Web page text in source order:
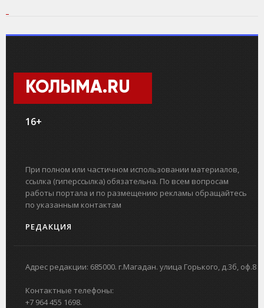
КОЛЫМА.RU
16+
При полном или частичном использовании материалов,
ссылка (гиперссылка) обязательна. По всем вопросам
работы портала и по размещению рекламы обращайтесь
по указанным контактам
РЕДАКЦИЯ
Адрес редакции: 685000. г.Магадан. улица Горького, д.3б, оф.8
Контактные телефоны:
+7 964 455 1698.